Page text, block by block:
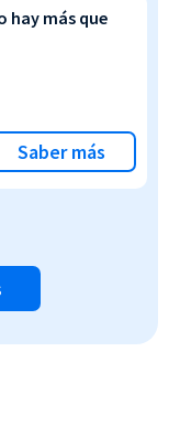
hay más que
Saber más